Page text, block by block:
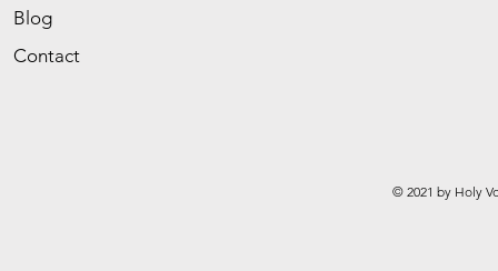
Blog
Contact
© 2021 by Holy